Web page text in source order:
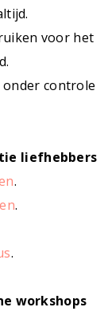
voor het
controle
liefhebbers
.
.
.
workshops